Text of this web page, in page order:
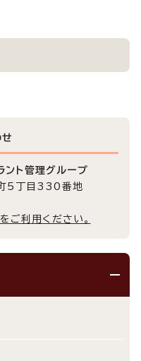
ト管理グループ
5丁目330番地
ご利用ください。